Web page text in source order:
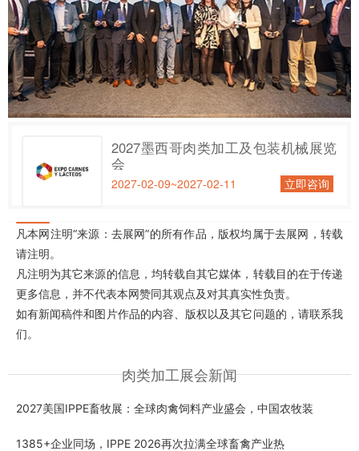
2027墨西哥肉类加工及包装机械展览
会
2027-02-09~2027-02-11 立即咨询
凡本网注明“来源：去展网”的所有作品，版权均属于去展网，转载
请注明。
凡注明为其它来源的信息，均转载自其它媒体，转载目的在于传递
更多信息，并不代表本网赞同其观点及对其真实性负责。
如有新闻稿件和图片作品的内容、版权以及其它问题的，请联系我
们。
肉类加工展会新闻
2027美国IPPE畜牧展：全球肉禽饲料产业盛会，中国农牧装
1385+企业同场，IPPE 2026再次拉满全球畜禽产业热